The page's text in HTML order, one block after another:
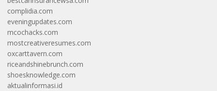
complidia.com
eveningupdates.com
mcochacks.com
mostcreativeresumes.com
oxcarttavern.com
riceandshinebrunch.com
shoesknowledge.com
aktualinformasi.id